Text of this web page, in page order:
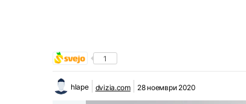
1
hlape dvizia.com 28 ноември 2020